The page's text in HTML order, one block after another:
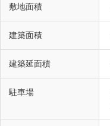
敷地面積
建築面積
建築延面積
駐車場